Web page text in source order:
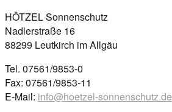
HÖTZEL Sonnenschutz
Nadlerstraße 16
88299 Leutkirch im Allgäu
Tel. 07561/9853-0
Fax: 07561/9853-11
E-Mail: info@hoetzel-sonnenschutz.de